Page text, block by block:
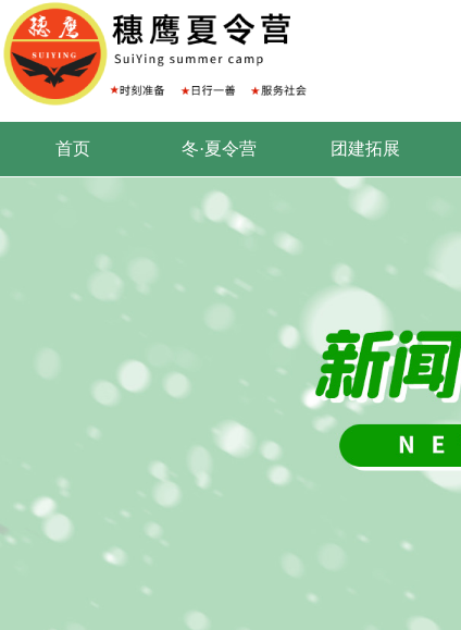
首页 冬·夏令营 团建拓展